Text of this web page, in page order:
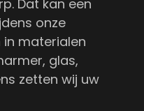
Dat kan een
onze
materialen
glas,
zetten wij uw